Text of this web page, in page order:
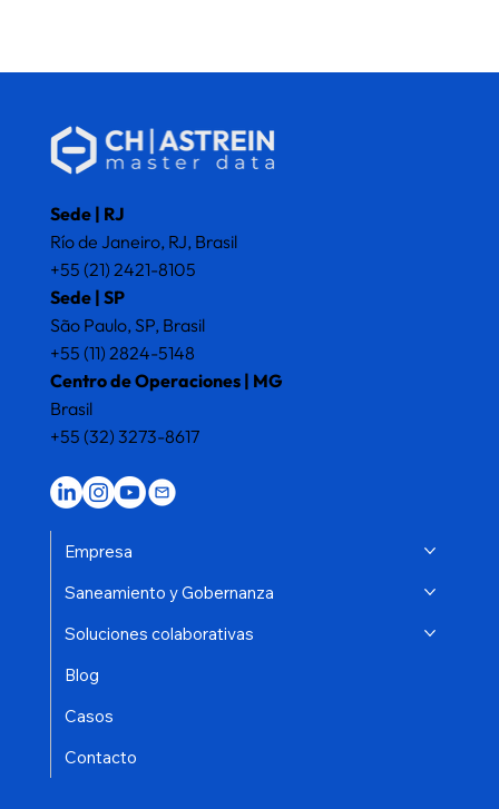
Sede | RJ
Río de Janeiro, RJ, Brasil
+55 (21) 2421-8105
Sede | SP
São Paulo, SP, Brasil
+55 (11) 2824-5148
Centro de Operaciones | MG
Brasil
+55 (32) 3273-8617
Empresa
Saneamiento y Gobernanza
Soluciones colaborativas
Blog
Casos
Contacto